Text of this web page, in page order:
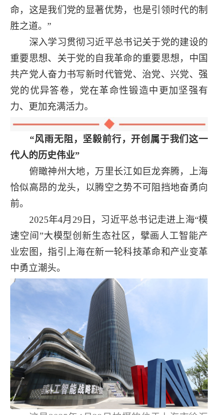
命，这是我们党的显著优势，也是引领时代的制
胜之道。”
深入学习贯彻习近平总书记关于党的建设的
重要思想、关于党的自我革命的重要思想，中国
共产党人奋力书写新时代管党、治党、兴党、强
党的优异答卷，党在革命性锻造中更加坚强有
力、更加充满活力。
“风雨无阻，坚毅前行，开创属于我们这一
代人的历史伟业”
俯瞰神州大地，万里长江如巨龙奔腾，上海
恰似高昂的龙头，以腾空之势不可阻挡地奋勇向
前。
2025年4月29日，习近平总书记走进上海“模
速空间”大模型创新生态社区，擘画人工智能产
业宏图，指引上海在新一轮科技革命和产业变革
中勇立潮头。